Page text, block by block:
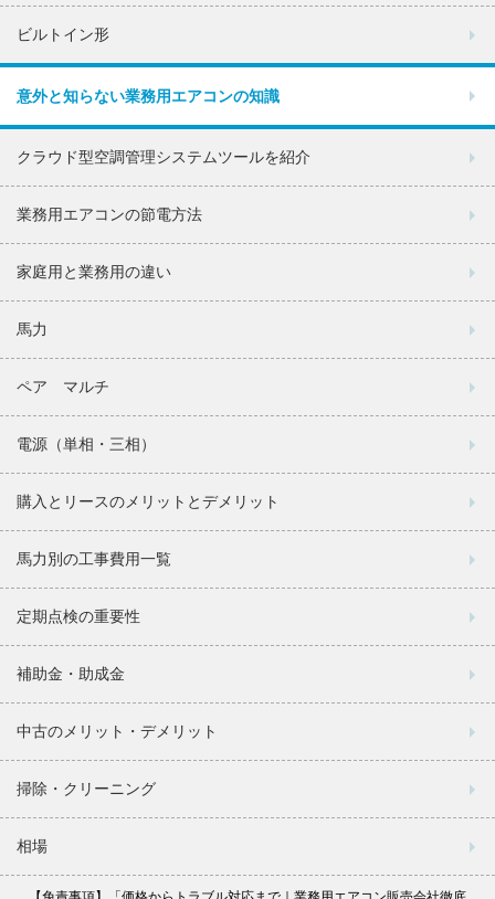
ビルトイン形
意外と知らない業務用エアコンの知識
クラウド型空調管理システムツールを紹介
業務用エアコンの節電方法
家庭用と業務用の違い
馬力
ペア マルチ
電源（単相・三相）
購入とリースのメリットとデメリット
馬力別の工事費用一覧
定期点検の重要性
補助金・助成金
中古のメリット・デメリット
掃除・クリーニング
相場